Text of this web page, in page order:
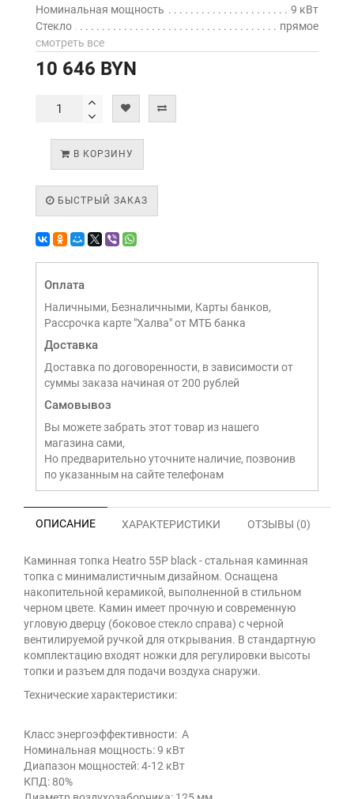
Номинальная мощность
9 кВт
Стекло
прямое
смотреть все
10 646 BYN
В КОРЗИНУ
БЫСТРЫЙ ЗАКАЗ
Оплата
Наличными, Безналичными, Карты банков,
Рассрочка карте "Халва" от МТБ банка
Доставка
Доставка по договоренности, в зависимости от
суммы заказа начиная от 200 рублей
Самовывоз
Вы можете забрать этот товар из нашего
магазина сами,
Но предварительно уточните наличие, позвонив
по указанным на сайте телефонам
ОПИСАНИЕ ХАРАКТЕРИСТИКИ ОТЗЫВЫ (0)
Каминная топка Heatro 55P black - cтальная каминная
топка с минималистичным дизайном. Оснащена
накопительной керамикой, выполненной в стильном
черном цвете. Камин имеет прочную и современную
угловую дверцу (боковое стекло справа) с черной
вентилируемой ручкой для открывания. В стандартную
комплектацию входят ножки для регулировки высоты
топки и разъем для подачи воздуха снаружи.
Технические характеристики:
Класс энергоэффективности: А
Номинальная мощность: 9 кВт
Диапазон мощностей: 4-12 кВт
КПД: 80%